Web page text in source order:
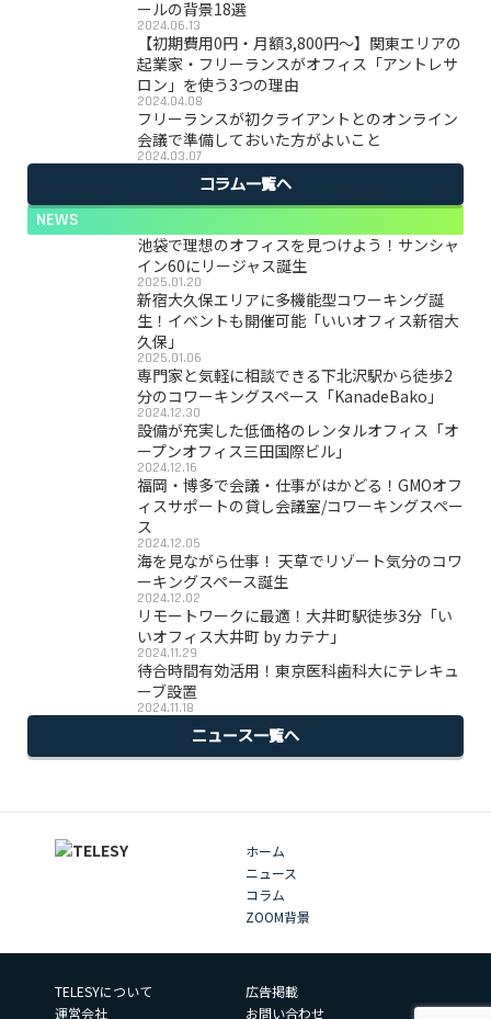
ールの背景18選
2024.06.13
【初期費用0円・月額3,800円〜】関東エリアの
起業家・フリーランスがオフィス「アントレサ
ロン」を使う3つの理由
2024.04.08
フリーランスが初クライアントとのオンライン
会議で準備しておいた方がよいこと
2024.03.07
コラム一覧へ
NEWS
池袋で理想のオフィスを見つけよう！サンシャ
イン60にリージャス誕生
2025.01.20
新宿大久保エリアに多機能型コワーキング誕
生！イベントも開催可能「いいオフィス新宿大
久保」
2025.01.06
専門家と気軽に相談できる下北沢駅から徒歩2
分のコワーキングスペース「KanadeBako」
2024.12.30
設備が充実した低価格のレンタルオフィス「オ
ープンオフィス三田国際ビル」
2024.12.16
福岡・博多で会議・仕事がはかどる！GMOオフ
ィスサポートの貸し会議室/コワーキングスペー
ス
2024.12.05
海を見ながら仕事！ 天草でリゾート気分のコワ
ーキングスペース誕生
2024.12.02
リモートワークに最適！大井町駅徒歩3分「い
いオフィス大井町 by カテナ」
2024.11.29
待合時間有効活用！東京医科歯科大にテレキュ
ーブ設置
2024.11.18
ニュース一覧へ
ホーム
ニュース
コラム
ZOOM背景
TELESYについて
広告掲載
運営会社
お問い合わせ